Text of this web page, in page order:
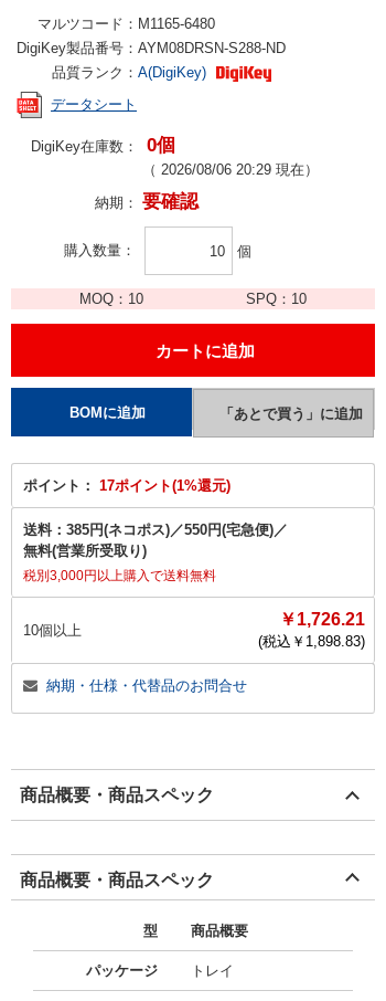
マルツコード： M1165-6480
DigiKey製品番号： AYM08DRSN-S288-ND
品質ランク： A(DigiKey)
データシート
DigiKey在庫数： 0個
（ 2026/08/06 20:29 現在）
納期： 要確認
購入数量 個
MOQ： 10 SPQ： 10
ポイント： 17ポイント(1%還元)
送料： 385円(ネコポス)／550円(宅急便)／
無料(営業所受取り)
税別3,000円以上購入で送料無料
10個以上
￥1,726.21
(税込￥ 1,898.83)
納期・仕様・代替品のお問合せ
商品概要・商品スペック
商品概要・商品スペック
型 商品概要
パッケージ トレイ